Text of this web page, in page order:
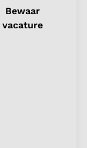
Bewaar
vacature